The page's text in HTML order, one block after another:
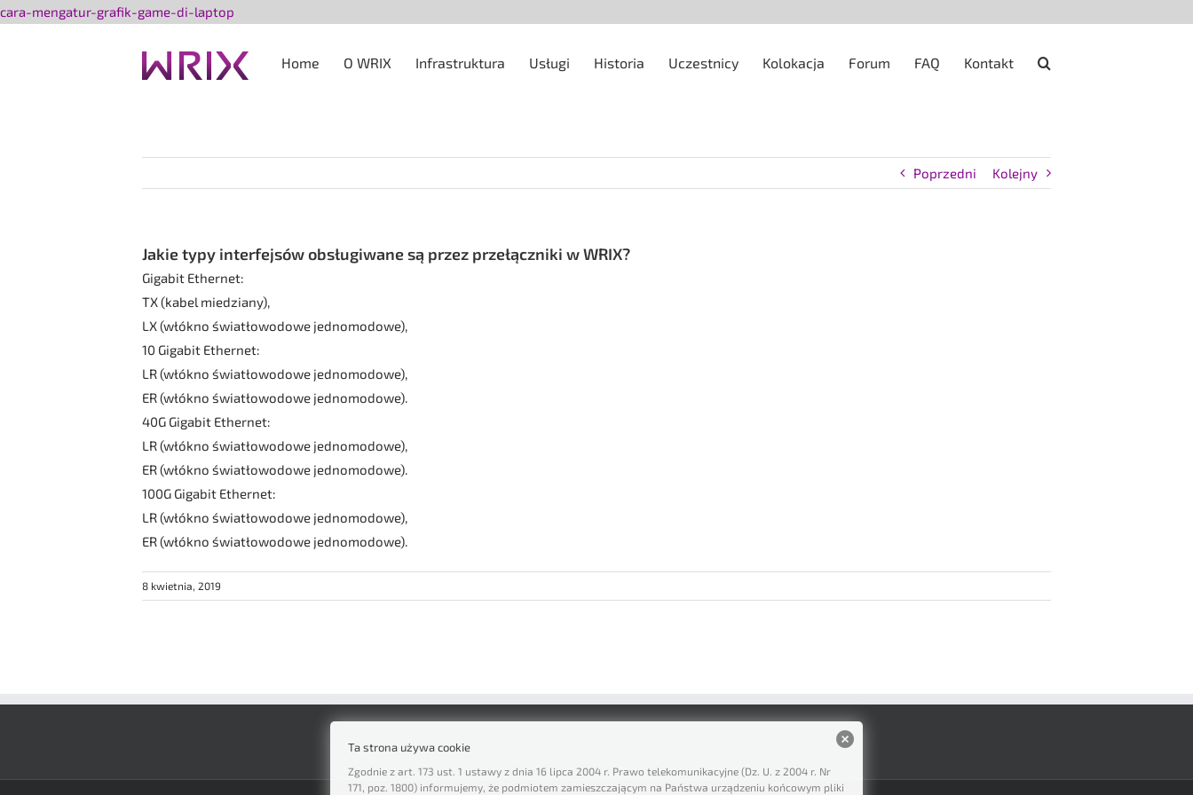
cara-mengatur-grafik-game-di-laptop
zawartościHome O WRIX Infrastruktura Usługi Historia Uczestnicy Kolokacja Forum FAQ Kontakt
Poprzedni Kolejny
Jakie typy interfejsów obsługiwane są przez przełączniki w WRIX?
Gigabit Ethernet:
TX (kabel miedziany),
LX (włókno światłowodowe jednomodowe),
10 Gigabit Ethernet:
LR (włókno światłowodowe jednomodowe),
ER (włókno światłowodowe jednomodowe).
40G Gigabit Ethernet:
LR (włókno światłowodowe jednomodowe),
ER (włókno światłowodowe jednomodowe).
100G Gigabit Ethernet:
LR (włókno światłowodowe jednomodowe),
ER (włókno światłowodowe jednomodowe).
8 kwietnia, 2019
Ta strona używa cookie
Zgodnie z art. 173 ust. 1 ustawy z dnia 16 lipca 2004 r. Prawo telekomunikacyjne (Dz. U. z 2004 r. Nr
171, poz. 1800) informujemy, że podmiotem zamieszczającym na Państwa urządzeniu końcowym pliki